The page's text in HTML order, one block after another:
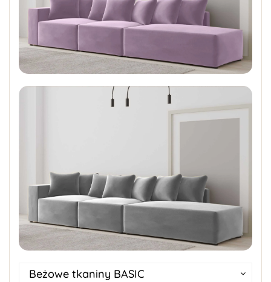
Beżowe tkaniny BASIC